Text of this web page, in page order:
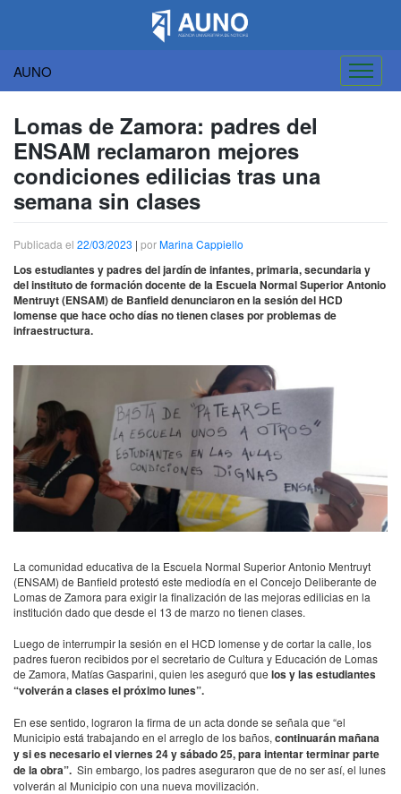
AUNO
contenido
Lomas de Zamora: padres del
ENSAM reclamaron mejores
condiciones edilicias tras una
semana sin clases
Publicada el 22/03/2023 | porMarina Cappiello
Los estudiantes y padres del jardín de infantes, primaria, secundaria y
del instituto de formación docente de la Escuela Normal Superior Antonio
Mentruyt (ENSAM) de Banfield denunciaron en la sesión del HCD
lomense que hace ocho días no tienen clases por problemas de
infraestructura.
La comunidad educativa de la Escuela Normal Superior Antonio Mentruyt
(ENSAM) de Banfield protestó este mediodía en el Concejo Deliberante de
Lomas de Zamora para exigir la finalización de las mejoras edilicias en la
institución dado que desde el 13 de marzo no tienen clases.
Luego de interrumpir la sesión en el HCD lomense y de cortar la calle, los
padres fueron recibidos por el secretario de Cultura y Educación de Lomas
de Zamora, Matías Gasparini, quien les aseguró que los y las estudiantes
“volverán a clases el próximo lunes”.
En ese sentido, lograron la firma de un acta donde se señala que “el
Municipio está trabajando en el arreglo de los baños, continuarán mañana
y si es necesario el viernes 24 y sábado 25, para intentar terminar parte
de la obra”. Sin embargo, los padres aseguraron que de no ser así, el lunes
volverán al Municipio con una nueva movilización.